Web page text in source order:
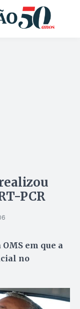
PCR
em que a
no